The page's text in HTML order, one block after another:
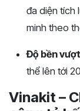
đa diện tích
minh theo
Độ bền
thể lên tới
Vinakit –